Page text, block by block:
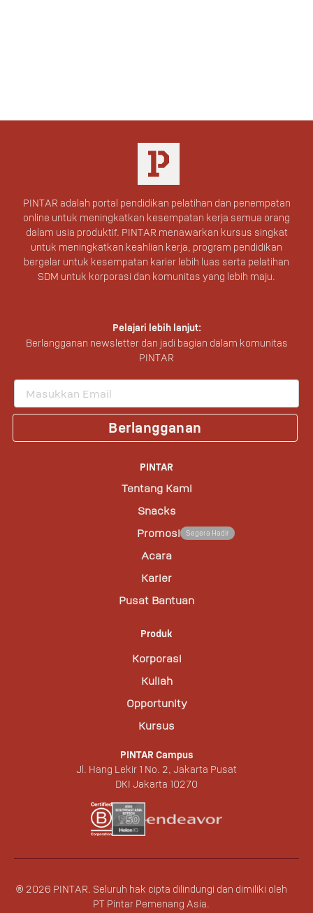
PINTAR adalah portal pendidikan pelatihan dan penempatan
online untuk meningkatkan kesempatan kerja semua orang
dalam usia produktif. PINTAR menawarkan kursus singkat
untuk meningkatkan keahlian kerja, program pendidikan
bergelar untuk kesempatan karier lebih luas serta pelatihan
SDM untuk korporasi dan komunitas yang lebih maju.
Pelajari lebih lanjut:
Berlangganan newsletter dan jadi bagian dalam komunitas
PINTAR
Berlangganan
PINTAR
Tentang Kami
Snacks
Promosi
Segera Hadir
Acara
Karier
Pusat Bantuan
Produk
Korporasi
Kuliah
Opportunity
Kursus
PINTAR Campus
Jl. Hang Lekir 1 No. 2, Jakarta Pusat
DKI Jakarta 10270
© 2026 PINTAR. Seluruh hak cipta dilindungi dan dimiliki oleh
PT Pintar Pemenang Asia.